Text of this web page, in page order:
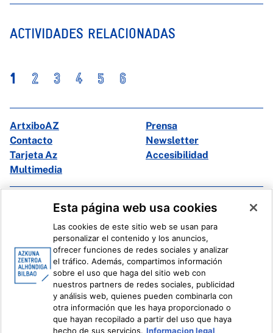
ACTIVIDADES RELACIONADAS
1 2 3 4 5 6
ArtxiboAZ
Prensa
Contacto
Newsletter
Tarjeta Az
Accesibilidad
Multimedia
Facebook
X
Ivoox
Información legal Sistema Interno de Información
Esta página web usa cookies
Las cookies de este sitio web se usan para
personalizar el contenido y los anuncios,
ofrecer funciones de redes sociales y analizar
el tráfico. Además, compartimos información
sobre el uso que haga del sitio web con
nuestros partners de redes sociales, publicidad
y análisis web, quienes pueden combinarla con
otra información que les haya proporcionado o
que hayan recopilado a partir del uso que haya
hecho de sus servicios. Informacion legal